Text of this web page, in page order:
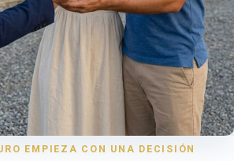
EMPIEZA CON UNA DECISIÓN